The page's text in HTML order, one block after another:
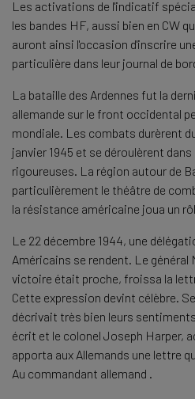
Les activations de l'indicatif
les bandes HF, aussi bien en CW
auront ainsi l'occasion d'inscrire
particulière dans leur journal de
La bataille des Ardennes fut la
allemande sur le front occidental
mondiale. Les combats durèrent
janvier 1945 et se déroulèrent
rigoureuses. La région autour de
particulièrement le théâtre de
la résistance américaine joua un
Le 22 décembre 1944, une
Américains se rendent. Le général
victoire était proche, froissa la
Cette expression devint célèbre.
décrivait très bien leurs
écrit et le colonel Joseph Harper,
apporta aux Allemands une lettre
Au commandant allemand .